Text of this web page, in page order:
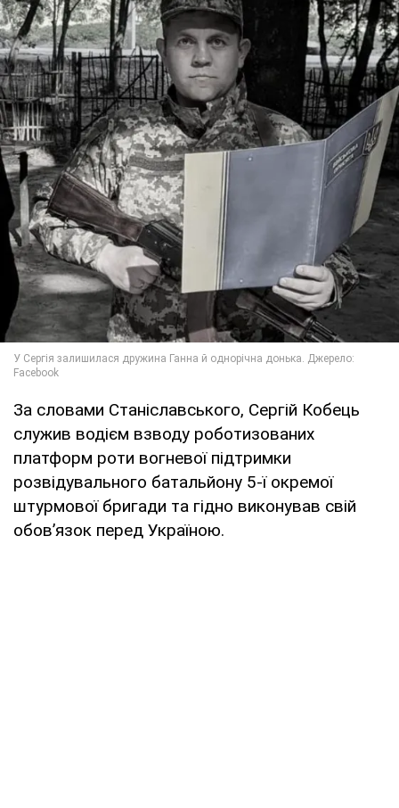
За словами Станіславського, Сергій Кобець
служив водієм взводу роботизованих
платформ роти вогневої підтримки
розвідувального батальйону 5-ї окремої
штурмової бригади та гідно виконував свій
обовʼязок перед Україною.